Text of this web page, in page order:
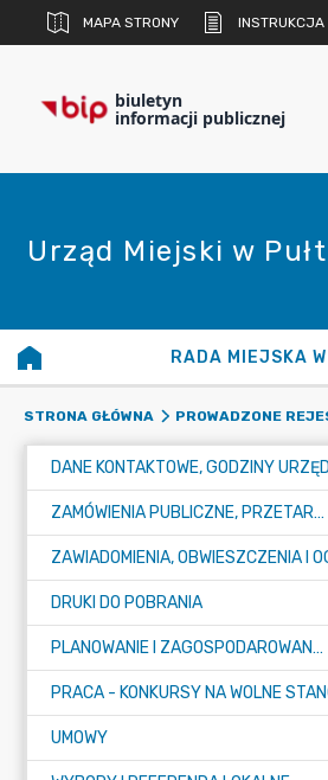
MAPA STRONY INSTRUKCJA
biuletyn
informacji publicznej
Urząd Miejski w
RADA MIEJSKA
STRONA GŁÓWNA PROWADZONE
ZAMÓWIENIA PUBLICZNE, PRZETARGI, KONKURSY
DRUKI DO POBRANIA
PLANOWANIE I ZAGOSPODAROWANIE PRZESTRZENNE
UMOWY